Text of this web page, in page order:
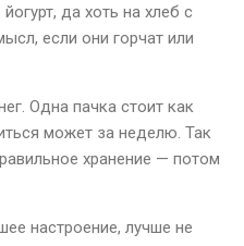
да хоть на хлеб с
если они горчат или
Одна пачка стоит как
может за неделю. Так
хранение — потом
настроение, лучше не